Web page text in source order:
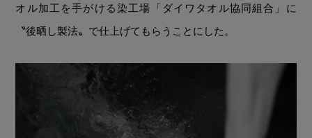
オル加工を手がける染工場「ダイワタオル協同組合」に
〝後晒し製法〟で仕上げてもらうことにした。